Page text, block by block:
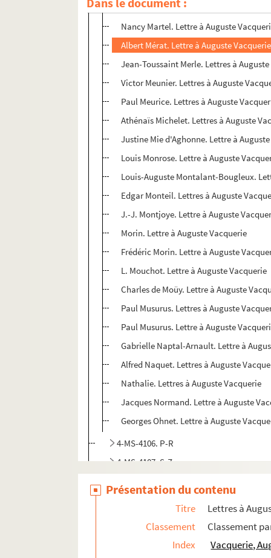
Marie-Laure. Lettre à Auguste Vacquerie
Nancy Martel. Lettre à Auguste
Albert Mérat. Lettre à Auguste Vacquerie
Jean-Toussaint Merle. Lettres à
Victor Meunier. Lettres à Auguste
Paul Meurice. Lettres à Auguste
Athénaïs Michelet. Lettres à Auguste
Justine Mie d'Aghonne. Lettre à
Louis Monrose. Lettre à Auguste
Louis-Auguste Montalant-Bougleux.
Edgar Monteil. Lettres à Auguste
J.-J. Montjoye. Lettre à Auguste
Morin. Lettre à Auguste Vacquerie
Frédéric Morin. Lettre à Auguste
L. Mouchot. Lettre à Auguste Vacquerie
Charles de Moüy. Lettre à Auguste
Paul Musurus. Lettres à Auguste
Paul Musurus. Lettre à Auguste
Gabrielle Naptal-Arnault. Lettre à
Alfred Naquet. Lettres à Auguste
Nathalie. Lettres à Auguste Vacquerie
Jacques Normand. Lettre à Auguste
Georges Ohnet. Lettre à Auguste
4-MS-4106. P-R
4-MS-4107. S-Z
4-MS-4109. Lettres à Marie-Arsène Lefèvre,
4-MS-4110. Lettres à François-Ernest Lefèvre
4-MS-4111. Lettres à François-Ernest Lefèvre.
Présentation du contenu
Titre
Lettres à
Classement
Classement
Index
Vacquerie,